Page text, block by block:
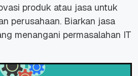
produk atau jasa untuk
perusahaan. Biarkan jasa
menangani permasalahan IT